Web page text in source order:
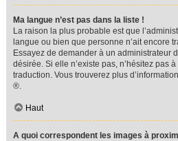
Ma langue n’est pas dans la liste !
La raison la plus probable est que
langue ou bien que personne n’ait encore
Essayez de demander à un administrateur
désirée. Si elle n’existe pas, n’hésitez pas
traduction. Vous trouverez plus
®.
Haut
A quoi correspondent les images à